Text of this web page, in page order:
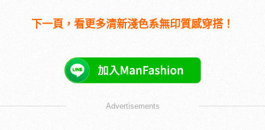
下一頁，看更多清新淺色系無印質感穿搭！
Advertisements